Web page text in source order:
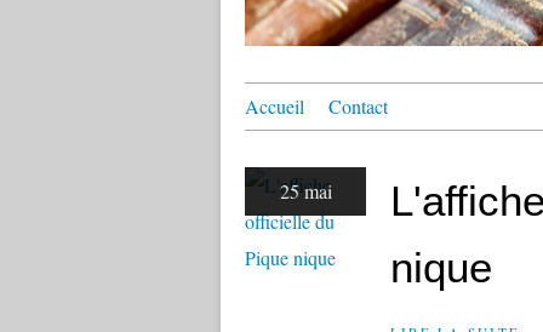
Accueil Contact
25 mai
nique